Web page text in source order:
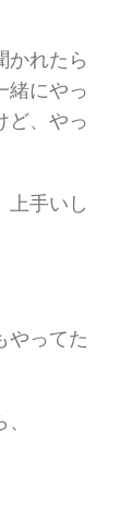
かれたら
緒にやっ
ど、やっ
上手いし
やってた